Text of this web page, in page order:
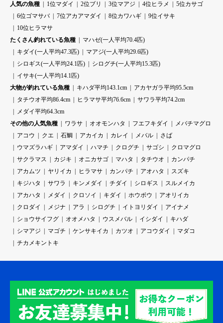
人気の魚種 1位マダイ 2位ブリ 3位マアジ 4位ヒラメ
5位カサゴ
6位ゴマサバ
7位アカアマダイ 8位カワハギ
9位イサキ
10位ヒラマサ
たくさん釣れている魚種
マハゼ(一人平均70.4匹)
キダイ(一人平均47.3匹)
マアジ(一人平均29.6匹)
シロギス(一人平均24.1匹)
シログチ(一人平均15.3匹)
イサキ(一人平均14.1匹)
大物が釣れている魚種
キハダ平均143.1cm
アカヤガラ平均95.5cm
タチウオ平均86.4cm
ヒラマサ平均76.6cm
サワラ平均74.2cm
メダイ平均64.3cm
その他の人気魚種
ワラサ オオモンハタ フエフキダイ
メバチマグロ
アコウ
クエ 石鯛 アカイカ カレイ メバル
さば
ウマズラハギ
アマダイ ハマチ クログチ サゴシ
クロマグロ
サクラマス
カジキ オニカサゴ マハタ タチウオ
カンパチ
アカムツ
ヤリイカ ヒラマサ カンパチ アオハタ
スズキ
キジハタ
サワラ キンメダイ チダイ シロギス
スルメイカ
アカハタ
メダイ クロソイ キダイ ホウボウ
アオリイカ
クロダイ
メジナ アラ シログチ イトヨリダイ
アイナメ
ショウサイフグ
オオメハタ ウスメバル イシダイ
キハダ
シマアジ
マゴチ ケンサキイカ カツオ アコウダイ
マダコ
チカメキントキ